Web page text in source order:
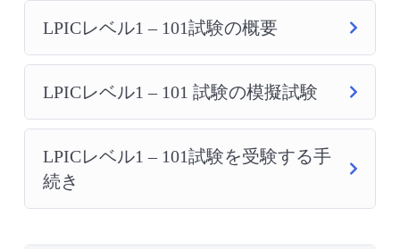
LPICレベル1 – 101試験の概要
LPICレベル1 – 101 試験の模擬試験
LPICレベル1 – 101試験を受験する手
続き